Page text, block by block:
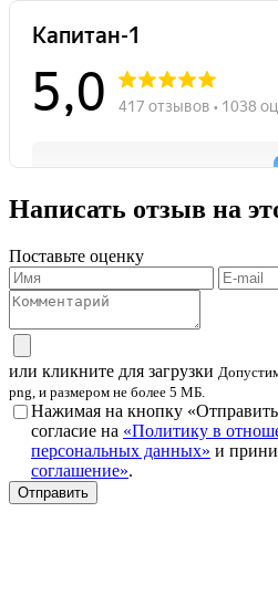
Написать отзыв на
Поставьте оценку
или кликните для загрузки
png, и размером не более 5 МБ.
Нажимая на кнопку
согласие на «Политику в
персональных данных» и
соглашение».